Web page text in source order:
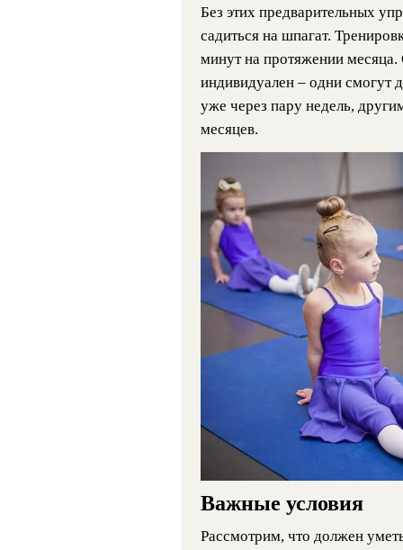
Без этих предварительных
садиться на шпагат.
минут на протяжении
индивидуален – одни смогут
уже через пару недель,
месяцев.
Важные условия
Рассмотрим, что должен